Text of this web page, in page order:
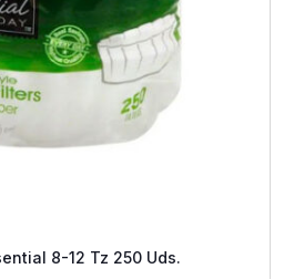
8-12 Tz 250 Uds.